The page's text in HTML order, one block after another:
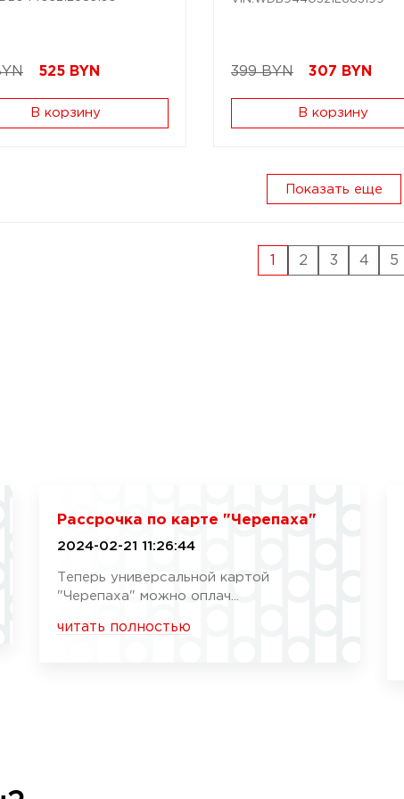
525 BYN
В корзину
399 BYN 307 BYN
В корзину
Показать еще
1 2 3 4 5
Рассрочка по карте "Черепаха"
2024-02-21 11:26:44
Теперь универсальной картой
"Черепаха" можно оплач...
читать полностью